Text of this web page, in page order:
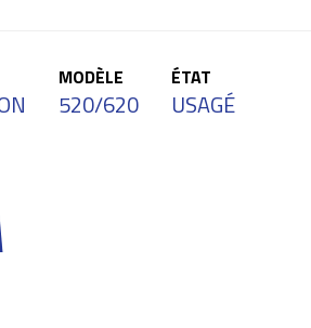
MODÈLE
520/620
ÉTAT
USAGÉ